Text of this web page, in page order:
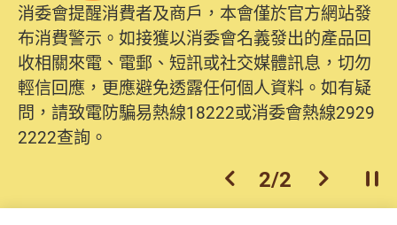
消委會提醒消費者及商戶，本會僅於官方網站發
布消費警示。如接獲以消委會名義發出的產品回
收相關來電、電郵、短訊或社交媒體訊息，切勿
輕信回應，更應避免透露任何個人資料。如有疑
問，請致電防騙易熱線18222或消委會熱線2929
2222查詢。
為提升使用者體驗及網絡安全，本會的投訴處理
系統已經進行升級及推出新功能。由2025年11月
10日起，消費者需要提供基本聯絡資料（包括姓
名、電郵及電話）註冊帳戶，才可提交投訴、查
詢及建議。所有提交紀錄將清晰整合於帳戶中，
方便日後作出跟進。
上一個
2/2 下一個開